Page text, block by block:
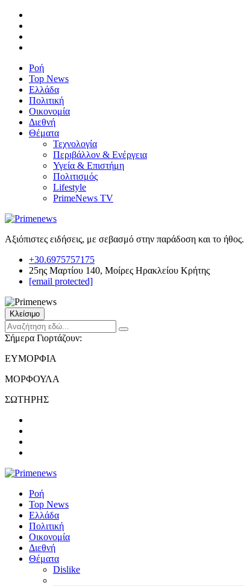
Ροή
Top News
Ελλάδα
Πολιτική
Οικονομία
Διεθνή
Θέματα
Τεχνολογία
Περιβάλλον & Ενέργεια
Υγεία & Επιστήμη
Πολιτισμός
Lifestyle
PrimeNews TV
Αξιόπιστες ειδήσεις, με σεβασμό στην παράδοση και το
+30.6975757175
25ης Μαρτίου 140, Μοίρες Ηρακλείου Κρήτης
[email protected]
Κλείσιμο
Σήμερα Γιορτάζουν:
ΕΥΜΟΡΦΙΑ
ΜΟΡΦΟΥΛΑ
ΣΩΤΗΡΗΣ
Ροή
Top News
Ελλάδα
Πολιτική
Οικονομία
Διεθνή
Θέματα
Dislike